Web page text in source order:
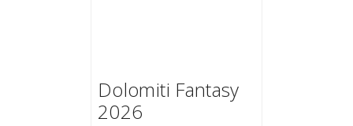
Dolomiti Fantasy
2026